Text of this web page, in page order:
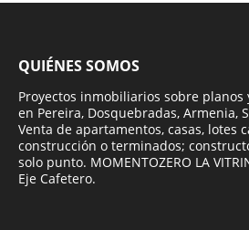
QUIÉNES SOMOS
Proyectos inmobiliarios sobre planos
en Pereira, Dosquebradas, Armenia,
Venta de apartamentos, casas, lotes
construcción o terminados;
solo punto. MOMENTOZERO LA
Eje Cafetero.